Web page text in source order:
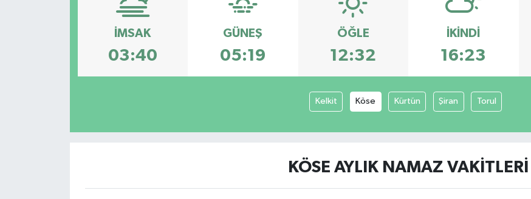
İMSAK
03:40
GÜNEŞ
05:19
ÖĞLE
12:32
İKINDI
16:23
Kelkit Köse Kürtün Şiran Torul
KÖSE AYLIK NAMAZ VAKITLERI